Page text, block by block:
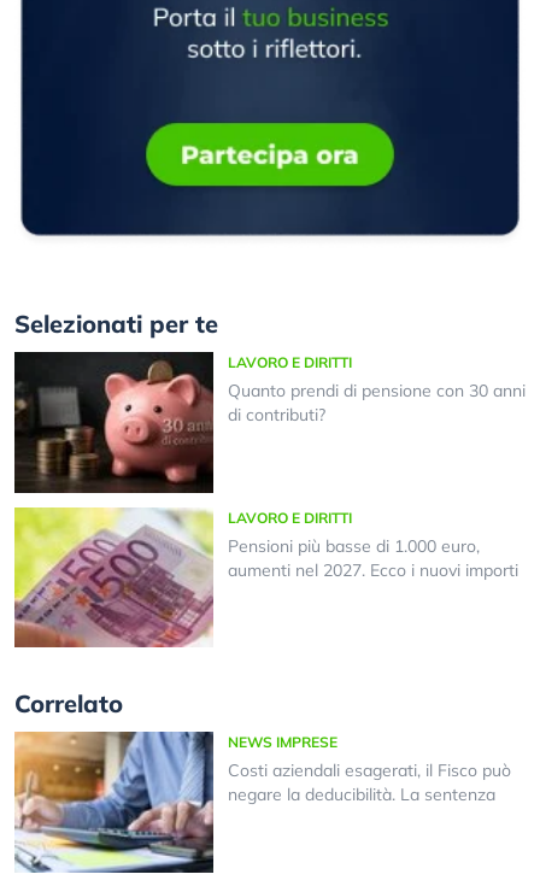
Selezionati per te
LAVORO E DIRITTI
Quanto prendi di pensione con 30 anni
di contributi?
LAVORO E DIRITTI
Pensioni più basse di 1.000 euro,
aumenti nel 2027. Ecco i nuovi importi
Correlato
NEWS IMPRESE
Costi aziendali esagerati, il Fisco può
negare la deducibilità. La sentenza